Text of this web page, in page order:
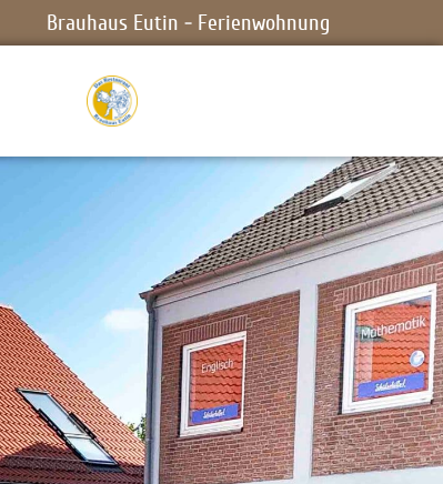
Brauhaus Eutin - Ferienwohnung